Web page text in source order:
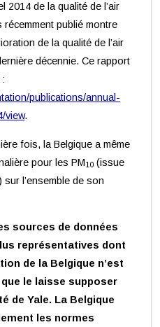
2014 de la qualité de l’air
publié montre
de la qualité de l’air
décennie. Ce rapport
publications/annual-
view.
fois, la Belgique a même
pour les PM10 (issue
l’ensemble de son
sources de données
représentatives dont
de la Belgique n’est
le laisse supposer
de Yale. La Belgique
les normes